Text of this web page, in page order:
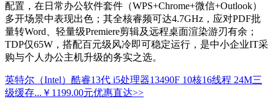
配置，在日常办公软件套件（WPS+Chrome+微信+Outlook）
多开场景中表现出色；其全核睿频可达4.7GHz，应对PDF批
量转Word、轻量级Premiere剪辑及远程桌面渲染游刃有余；
TDP仅65W，搭配百元级风冷即可稳定运行，是中小企业IT采
购与个人办公主机升级的务实之选。
英特尔（Intel）酷睿13代 i5处理器13490F 10核16线程 24M三
级缓存... ￥1199.00元优惠直达>>